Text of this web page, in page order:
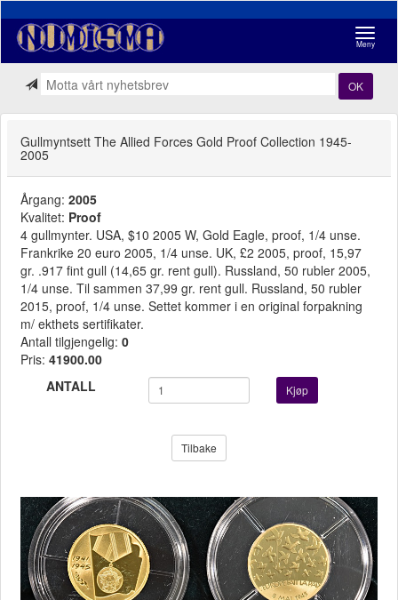
Meny
OK
Gullmyntsett The Allied Forces Gold Proof Collection 1945-
2005
Årgang: 2005
Kvalitet: Proof
4 gullmynter. USA, $10 2005 W, Gold Eagle, proof, 1/4 unse.
Frankrike 20 euro 2005, 1/4 unse. UK, £2 2005, proof, 15,97
gr. .917 fint gull (14,65 gr. rent gull). Russland, 50 rubler 2005,
1/4 unse. Til sammen 37,99 gr. rent gull. Russland, 50 rubler
2015, proof, 1/4 unse. Settet kommer i en original forpakning
m/ ekthets sertifikater.
Antall tilgjengelig: 0
Pris: 41900.00
ANTALL
Kjøp
Tilbake